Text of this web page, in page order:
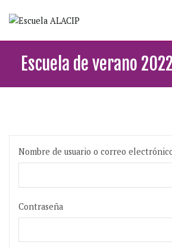
Escuela de verano
Nombre de usuario o correo
Contraseña